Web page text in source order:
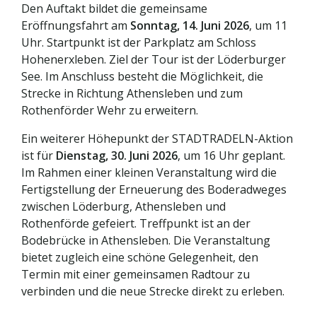
Den Auftakt bildet die gemeinsame
Eröffnungsfahrt am Sonntag, 14. Juni 2026, um 11
Uhr. Startpunkt ist der Parkplatz am Schloss
Hohenerxleben. Ziel der Tour ist der Löderburger
See. Im Anschluss besteht die Möglichkeit, die
Strecke in Richtung Athensleben und zum
Rothenförder Wehr zu erweitern.
Ein weiterer Höhepunkt der STADTRADELN-Aktion
ist für Dienstag, 30. Juni 2026, um 16 Uhr geplant.
Im Rahmen einer kleinen Veranstaltung wird die
Fertigstellung der Erneuerung des Boderadweges
zwischen Löderburg, Athensleben und
Rothenförde gefeiert. Treffpunkt ist an der
Bodebrücke in Athensleben. Die Veranstaltung
bietet zugleich eine schöne Gelegenheit, den
Termin mit einer gemeinsamen Radtour zu
verbinden und die neue Strecke direkt zu erleben.